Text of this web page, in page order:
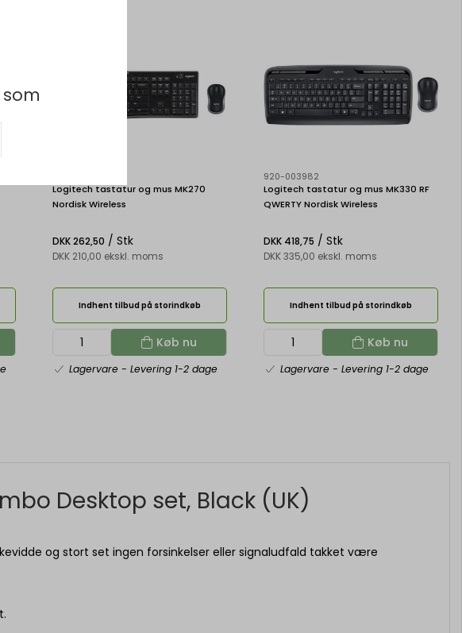
Logitech tastatur og mus MK270
Nordisk Wireless
DKK 262,50 / Stk
DKK 210,00 ekskl. moms
Indhent tilbud på storindkøb
Køb nu
Lagervare - Levering 1-2 dage
920-003982
Logitech tastatur og mus MK330 RF
QWERTY Nordisk Wireless
DKK 418,75 / Stk
DKK 335,00 ekskl. moms
Indhent tilbud på storindkøb
Køb nu
Lagervare - Levering 1-2 dage
Desktop set, Black (UK)
og stort set ingen forsinkelser eller signaludfald takket være